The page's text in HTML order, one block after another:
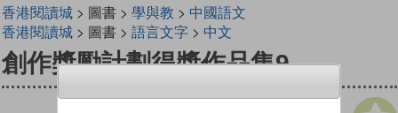
香港閱讀城> 圖書 > 學與教 > 中國語文
香港閱讀城> 圖書 > 語言文字> 中文
創作獎勵計劃得獎作品集9